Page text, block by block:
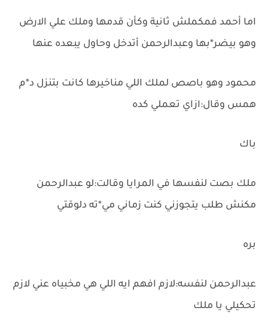
اما أحمد فمكملش ثانية وكأن قدمها وملك علي الارض
وهو بيضر*بها وعبدالرحمن أتدخل وحاول يبعده عنها
محمود وهو باصص لملك اللي مناخيرها كانت بتنزل د*م
همس وقال:ازاي تعملي كده
باك
ملك بصت لنفسها في المرايا وقالت:لو عبدالرحمن
مكنش طلب يتجوزني كنت زماني مي*ته دلوقتي
بره
عبدالرحمن لنفسه:لازم افهم ايه اللي هي مخبياه عني لازم
تحكيلي يا ملك